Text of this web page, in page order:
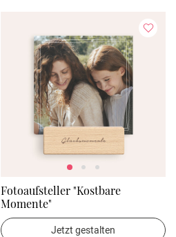
Fotoaufsteller "Kostbare
Momente"
Jetzt gestalten